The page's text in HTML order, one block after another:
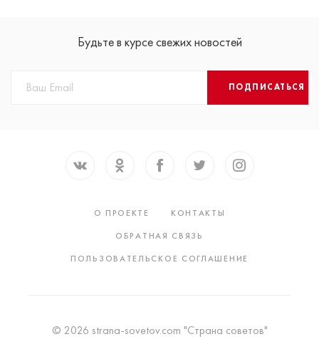
Будьте в курсе свежих новостей
ПОДПИСАТЬСЯ
О ПРОЕКТЕ
КОНТАКТЫ
ОБРАТНАЯ СВЯЗЬ
ПОЛЬЗОВАТЕЛЬСКОЕ СОГЛАШЕНИЕ
© 2026 strana-sovetov.com "Страна советов"